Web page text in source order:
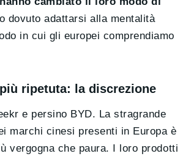
dovuto adattarsi alla mentalità
in cui gli europei comprendiamo
ripetuta: la discrezione
e persino BYD. La stragrande
marchi cinesi presenti in Europa è
vergogna che paura. I loro prodotti